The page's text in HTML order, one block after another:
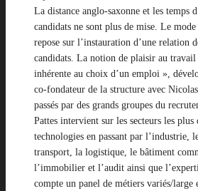
La distance anglo-saxonne et les temps
candidats ne sont plus de mise. Le
repose sur l’instauration d’une relation
candidats. La notion de plaisir au travail
inhérente au choix d’un emploi »,
co-fondateur de la structure avec
passés par des grands groupes du
Pattes intervient sur les secteurs les
technologies en passant par l’industrie,
transport, la logistique, le bâtiment
l’immobilier et l’audit ainsi que
compte un panel de métiers variés/large